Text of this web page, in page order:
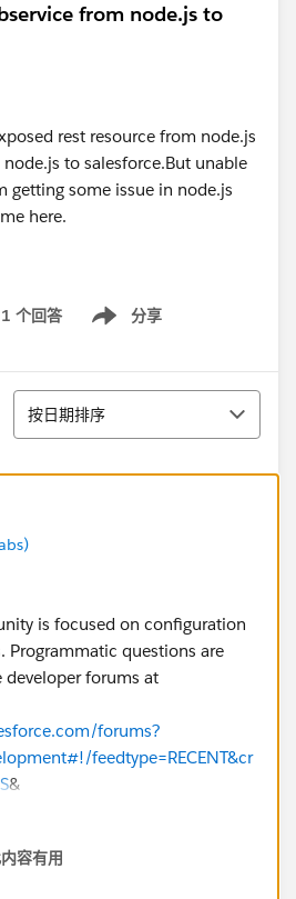
from node.js to
rest resource from node.js
to salesforce.But unable
getting some issue in node.js
here.
1 个回答 分享
Show menu
排序
按日期排序
is focused on configuration
Programmatic questions are
forums at
forums?
feedtype=RECENT&cr
&
容有用